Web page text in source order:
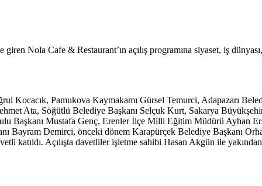
Nola Cafe & Restaurant’ın açılış programına siyaset, iş
Kocacık, Pamukova Kaymakamı Gürsel Temurci, Adapazarı
Ata, Söğütlü Belediye Başkanı Selçuk Kurt, Sakarya
Başkanı Mustafa Genç, Erenler İlçe Milli Eğitim Müdürü Ayhan
Bayram Demirci, önceki dönem Karapürçek Belediye Başkanı
katıldı. Açılışta davetliler işletme sahibi Hasan Akgün ile